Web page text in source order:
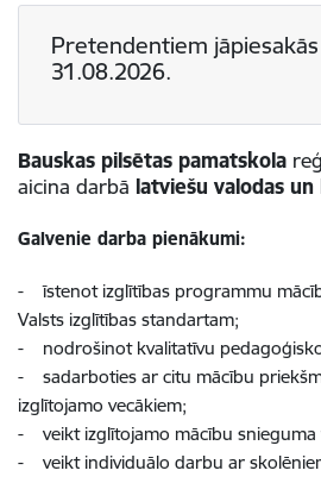
Pretendentiem
31.08.2026.
Bauskas pilsētas pamatskola
aicina darbā latviešu valodas
Galvenie darba pienākumi:
- īstenot izglītības programmu
Valsts izglītības standartam;
- nodrošinot kvalitatīvu
- sadarboties ar citu mācību
izglītojamo vecākiem;
- veikt izglītojamo mācību snieguma
- veikt individuālo darbu ar